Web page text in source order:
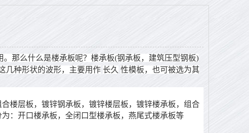
那么什么是楼承板呢？楼承板(钢承板，建筑压型钢板)
几种形状的波形，主要用作 长久 性模板，也可被选为其
层板，镀锌钢承板，镀锌楼层板，镀锌楼承板，组合
：开口楼承板，全闭口型楼承板，燕尾式楼承板等